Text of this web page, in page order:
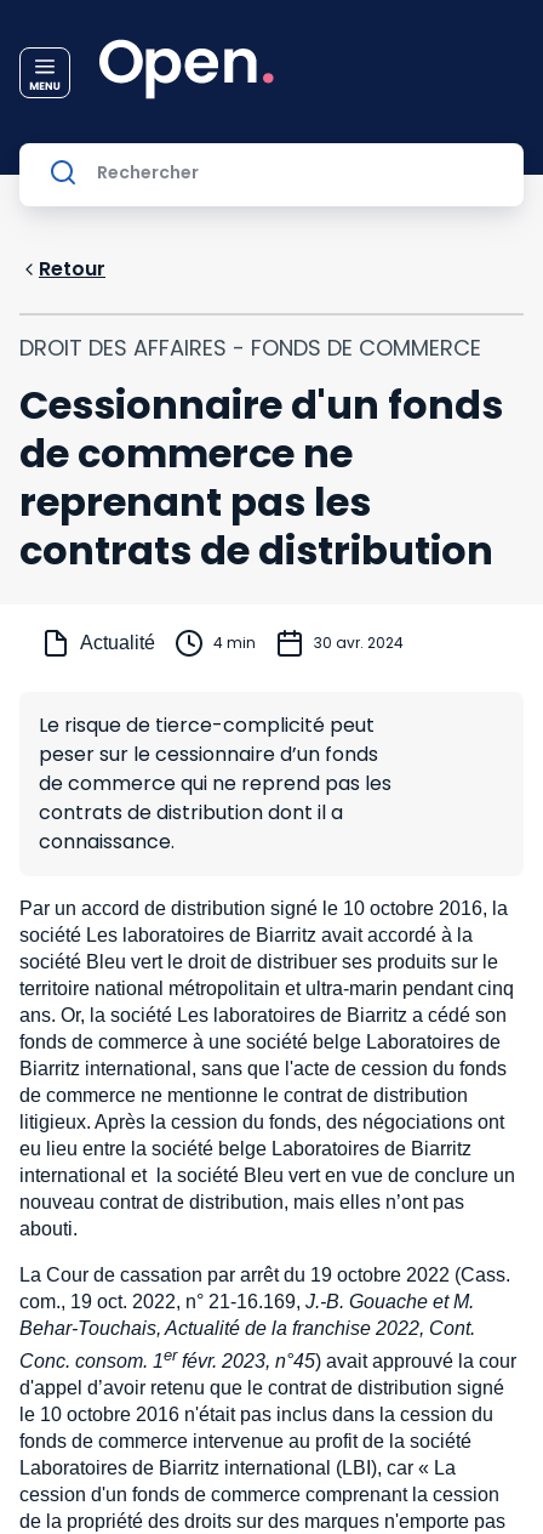
Retour
DROIT DES AFFAIRES - FONDS DE COMMERCE
Cessionnaire d'un fonds
de commerce ne
reprenant pas les
contrats de distribution
Actualité 4 min 30 avr. 2024
Le risque de tierce-complicité peut
peser sur le cessionnaire d’un fonds
de commerce qui ne reprend pas les
contrats de distribution dont il a
connaissance.
Par un accord de distribution signé le 10 octobre 2016, la
société Les laboratoires de Biarritz avait accordé à la
société Bleu vert le droit de distribuer ses produits sur le
territoire national métropolitain et ultra-marin pendant cinq
ans. Or, la société Les laboratoires de Biarritz a cédé son
fonds de commerce à une société belge Laboratoires de
Biarritz international, sans que l'acte de cession du fonds
de commerce ne mentionne le contrat de distribution
litigieux. Après la cession du fonds, des négociations ont
eu lieu entre la société belge Laboratoires de Biarritz
international et la société Bleu vert en vue de conclure un
nouveau contrat de distribution, mais elles n’ont pas
abouti.
La Cour de cassation par arrêt du 19 octobre 2022 (Cass.
com., 19 oct. 2022, n° 21-16.169, J.-B. Gouache et M.
Behar-Touchais, Actualité de la franchise 2022, Cont.
Conc. consom. 1er févr. 2023, n°45) avait approuvé la cour
d'appel d’avoir retenu que le contrat de distribution signé
le 10 octobre 2016 n'était pas inclus dans la cession du
fonds de commerce intervenue au profit de la société
Laboratoires de Biarritz international (LBI), car « La
cession d'un fonds de commerce comprenant la cession
de la propriété des droits sur des marques n'emporte pas